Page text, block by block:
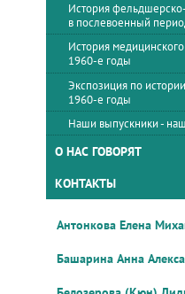
История
в послевоенный
История
1960-е годы
Экспозиция по
1960-е годы
Наши выпускники -
О НАС ГОВОРЯТ
КОНТАКТЫ
Антонкова Елена
Башарина Анна